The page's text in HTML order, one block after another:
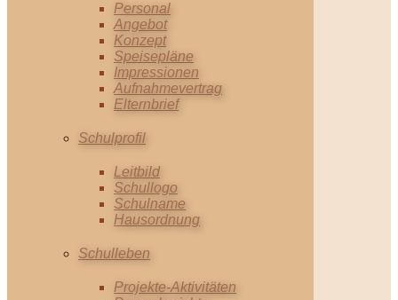
Personal
Angebot
Konzept
Speisepläne
Impressionen
Aufnahmevertrag
Elternbrief
Schulprofil
Leitbild
Schullogo
Schulname
Hausordnung
Schulleben
Projekte-Aktivitäten